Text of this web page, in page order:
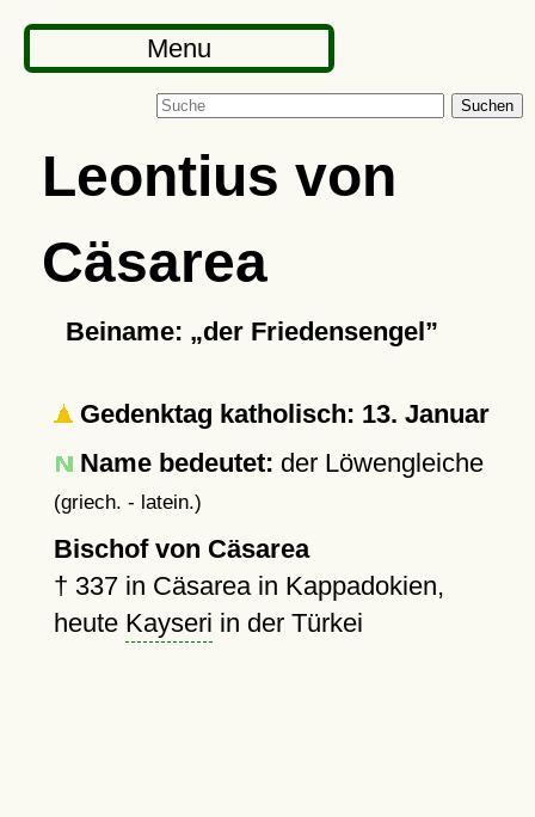
Menu
Suchen
Leontius von
Cäsarea
Beiname: der Friedensengel
Gedenktag katholisch: 13. Januar
Name bedeutet: der Löwengleiche
(griech. - latein.)
Bischof von Cäsarea
† 337in Cäsarea in Kappadokien,
heute Kayseri in der Türkei